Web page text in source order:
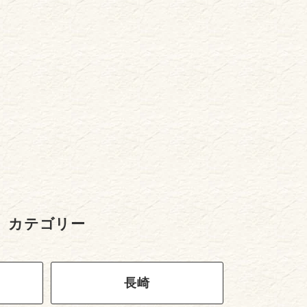
カテゴリー
長崎